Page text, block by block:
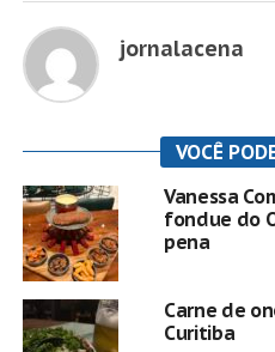
jornalacena
VOCÊ
Vanessa
fondue do
pena
Carne de
Curitiba